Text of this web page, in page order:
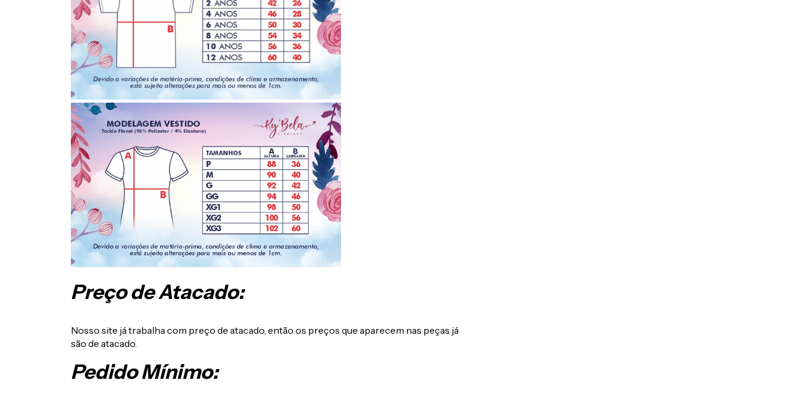
Preço de Atacado:
Nosso site já trabalha com preço de atacado, então os preços que aparecem nas peças já
são de atacado.
Pedido Mínimo: